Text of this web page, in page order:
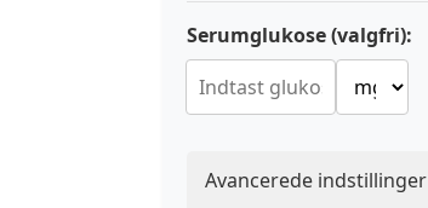
Serumglukose (valgfri):
Avancerede indstillinger